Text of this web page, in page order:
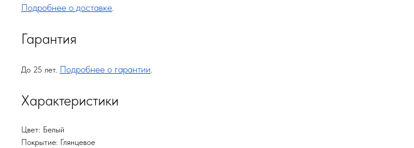
Подробнее о доставке
Гарантия
До 25 лет. Подробнее о гарантии
Характеристики
Цвет: Белый
Покрытие: Глянцевое